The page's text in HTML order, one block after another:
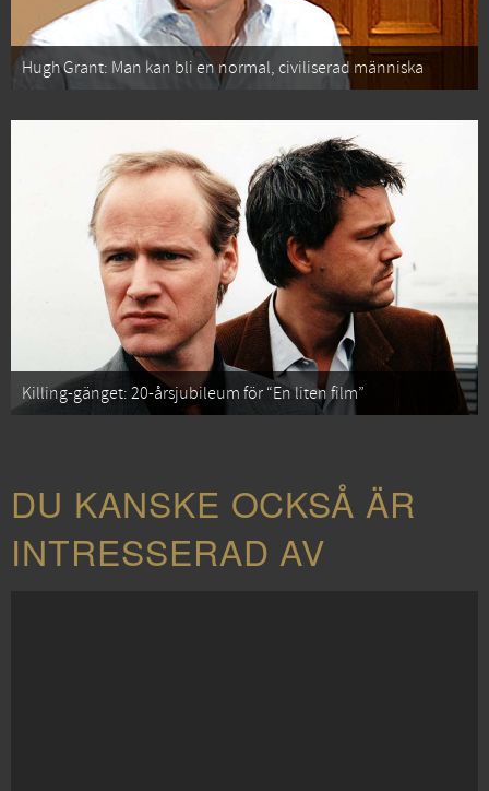
Hugh Grant: Man kan bli en normal, civiliserad människa
Killing-gänget: 20-årsjubileum för “En liten film”
DU KANSKE OCKSÅ ÄR
INTRESSERAD AV